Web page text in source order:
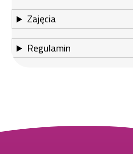
Zajęcia
Regulamin